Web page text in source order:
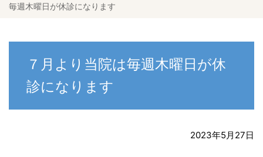
毎週木曜日が休診になります
７月より当院は毎週木曜日が休
診になります
2023年5月27日